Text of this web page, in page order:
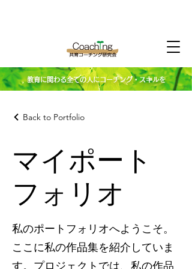
教育に関わる全ての人にコーチング・スキルを
Back to Portfolio
マイポート
フォリオ
私のポートフォリオへようこそ。
ここに私の作品集を紹介していま
す。プロジェクトでは、私の作品